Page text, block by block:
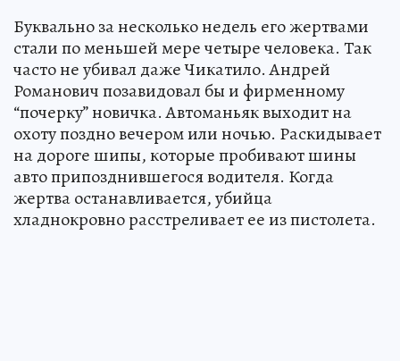
Буквально за несколько недель его жертвами
стали по меньшей мере четыре человека. Так
часто не убивал даже Чикатило. Андрей
Романович позавидовал бы и фирменному
“почерку” новичка. Автоманьяк выходит на
охоту поздно вечером или ночью. Раскидывает
на дороге шипы, которые пробивают шины
авто припозднившегося водителя. Когда
жертва останавливается, убийца
хладнокровно расстреливает ее из пистолета.